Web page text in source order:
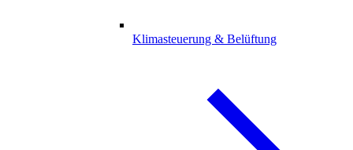
Klimasteuerung & Belüftung